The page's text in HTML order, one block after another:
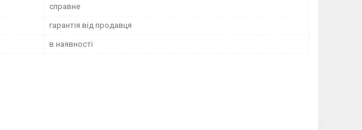
справне
гарантія від продавця
в наявності